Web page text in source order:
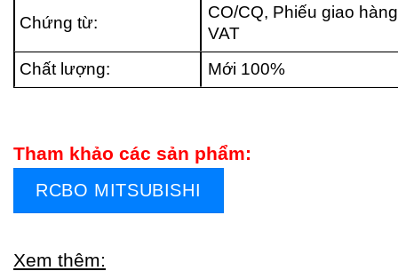
Chứng từ:
CO/CQ, Phiếu giao
VAT
Chất lượng:
Mới 100%
Tham khảo các sản phẩm:
RCBO MITSUBISHI
Xem thêm: